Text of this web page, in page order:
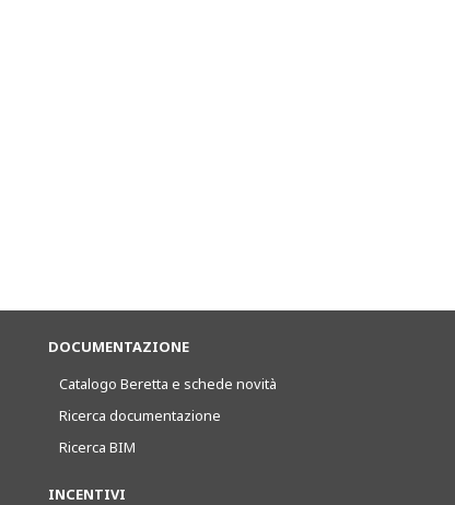
DOCUMENTAZIONE
Catalogo Beretta e schede novità
Ricerca documentazione
Ricerca BIM
INCENTIVI